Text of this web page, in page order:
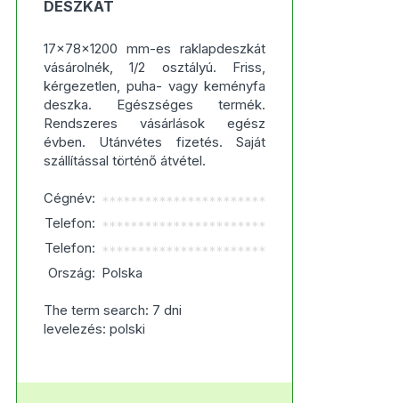
DESZKÁT
17x78x1200 mm-es raklapdeszkát
vásárolnék, 1/2 osztályú. Friss,
kérgezetlen, puha- vagy keményfa
deszka. Egészséges termék.
Rendszeres vásárlások egész
évben. Utánvétes fizetés. Saját
szállítással történő átvétel.
Cégnév: ***********************
Telefon: ***********************
Telefon: ***********************
Ország: Polska
The term search: 7 dni
levelezés: polski